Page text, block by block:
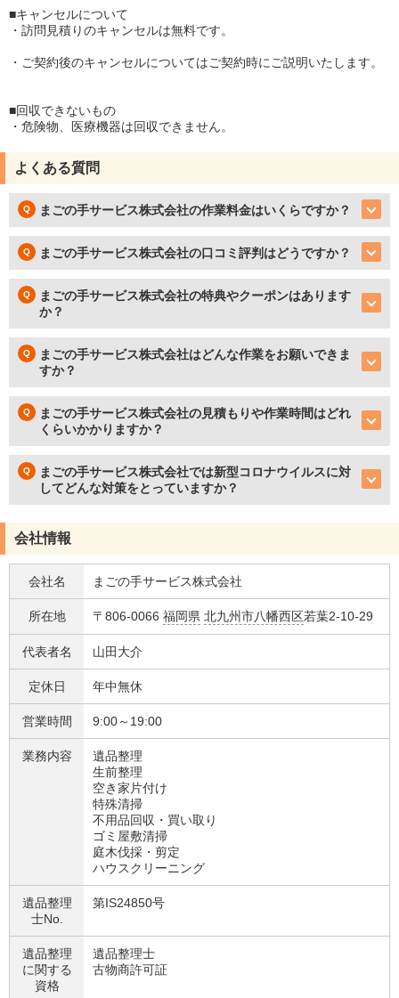
■キャンセルについて
・訪問見積りのキャンセルは無料です。
・ご契約後のキャンセルについてはご契約時にご説明いたします。
■回収できないもの
・危険物、医療機器は回収できません。
よくある質問
まごの手サービス株式会社の作業料金はいくらですか？
まごの手サービス株式会社の口コミ評判はどうですか？
まごの手サービス株式会社の特典やクーポンはあります
か？
まごの手サービス株式会社はどんな作業をお願いできま
すか？
まごの手サービス株式会社の見積もりや作業時間はどれ
くらいかかりますか？
まごの手サービス株式会社では新型コロナウイルスに対
してどんな対策をとっていますか？
会社情報
会社名 まごの手サービス株式会社
所在地 〒806-0066 福岡県 北九州市八幡西区若葉2-10-29
代表者名 山田大介
定休日 年中無休
営業時間 9:00～19:00
業務内容
遺品整理
生前整理
空き家片付け
特殊清掃
不用品回収・買い取り
ゴミ屋敷清掃
庭木伐採・剪定
ハウスクリーニング
遺品整理
士No.
第IS24850号
遺品整理
に関する
資格
遺品整理士
古物商許可証